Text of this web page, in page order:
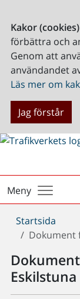
Kakor (cookies)
förbättra och
Genom att
användandet
Läs mer om
Jag förstår
Meny
Du
är
Startsida
Dokument
Eskilstuna